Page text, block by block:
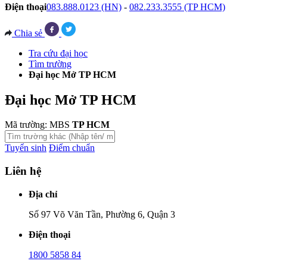
Điện thoại083.888.0123 (HN) - 082.233.3555 (TP HCM)
Chia sẻ
Tra cứu đại học
Tìm trường
Đại học Mở TP HCM
Đại học Mở TP HCM
Mã trường: MBS TP HCM
Tuyển sinh Điểm chuẩn
Liên hệ
Địa chỉ
Số 97 Võ Văn Tần, Phường 6, Quận 3
Điện thoại
1800 5858 84